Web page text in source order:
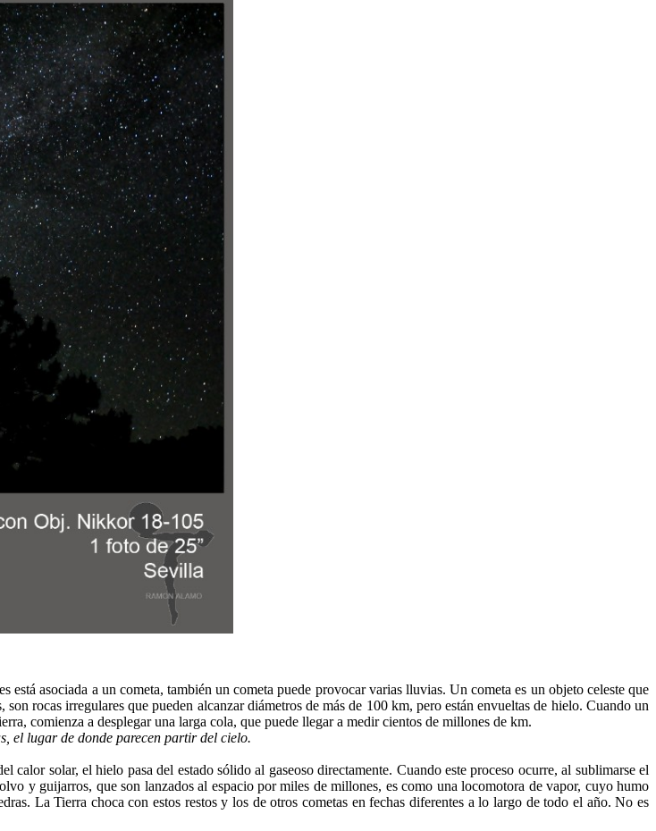
está asociada a un cometa, también un cometa puede provocar varias lluvias. Un cometa es un objeto celeste que
rocas irregulares que pueden alcanzar diámetros de más de 100 km, pero están envueltas de hielo. Cuando un
comienza a desplegar una larga cola, que puede llegar a medir cientos de millones de km.
el lugar de donde parecen partir del cielo.
solar, el hielo pasa del estado sólido al gaseoso directamente. Cuando este proceso ocurre, al sublimarse el
y guijarros, que son lanzados al espacio por miles de millones, es como una locomotora de vapor, cuyo humo
La Tierra choca con estos restos y los de otros cometas en fechas diferentes a lo largo de todo el año. No es